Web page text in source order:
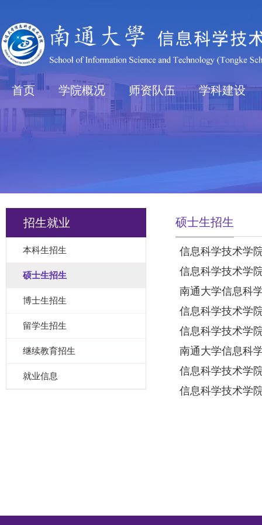
首页 学院概况 师资队伍 学科建设
招生就业
本科生招生
硕士生招生
博士生招生
留学生招生
继续教育招生
就业信息
硕士生招生
信息科学技术学
信息科学技术学
南通大学信息科
信息科学技术学
信息科学技术学
南通大学信息科
信息科学技术学
信息科学技术学